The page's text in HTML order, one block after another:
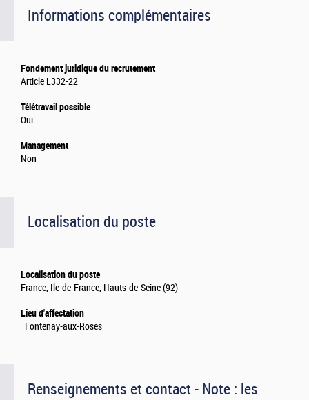
Informations complémentaires
Fondement juridique du recrutement
Article L332-22
Télétravail possible
Oui
Management
Non
Localisation du poste
Localisation du poste
France, Ile-de-France, Hauts-de-Seine (92)
Lieu d'affectation
Fontenay-aux-Roses
Renseignements et contact - Note : les